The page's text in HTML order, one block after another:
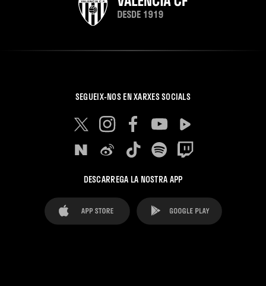
SEGUEIX-NOS EN XARXES SOCIALS
DESCARREGA LA NOSTRA APP